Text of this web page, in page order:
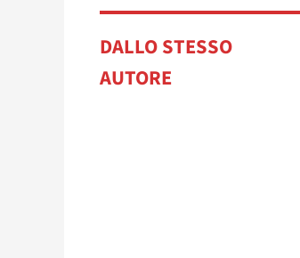
DALLO STESSO
AUTORE